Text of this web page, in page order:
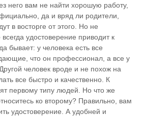
него вам не найти хорошую работу,
да и вряд ли родители,
в восторге от этого. Но не
удостоверение приводит к
бывает: у человека есть все
что он профессионал, а все у
человек вроде и не похож на
все быстро и качественно. К
первому типу людей. Но что же
ко второму? Правильно, вам
удостоверение. А удобней и